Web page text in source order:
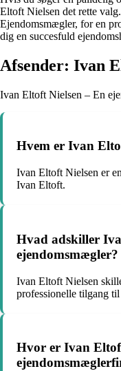
Eltoft Nielsen det rette
Ejendomsmægler, for en
dig en succesfuld
Afsender: Ivan
Ivan Eltoft Nielsen – En
Hvem er Ivan
Ivan Eltoft Nielsen er
Ivan Eltoft.
Hvad adskiller
ejendomsmægler?
Ivan Eltoft Nielsen
professionelle tilgang
Hvor er Ivan